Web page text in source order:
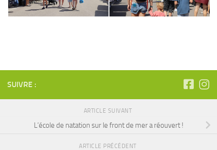
SUIVRE :
ARTICLE SUIVANT
L’école de natation sur le front de mer a réouvert !
ARTICLE PRÉCÉDENT